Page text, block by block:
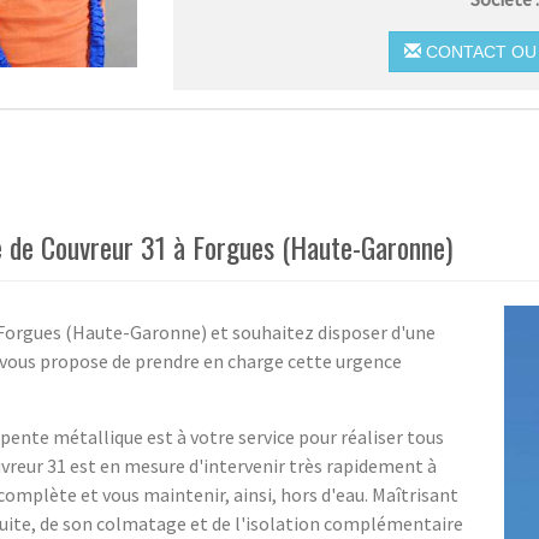
CONTACT OU
Couvreur 31 à Forgues (Haute-Garonne)
(Haute-Garonne) et souhaitez disposer d'une
propose de prendre en charge cette urgence
métallique est à votre service pour réaliser tous
31 est en mesure d'intervenir très rapidement à
et vous maintenir, ainsi, hors d'eau. Maîtrisant
de son colmatage et de l'isolation complémentaire